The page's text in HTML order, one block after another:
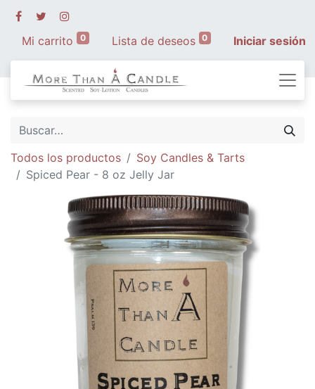
Mi carrito 0 Lista de deseos 0 Iniciar sesión
Todos los productos
Soy Candles & Tarts
Spiced Pear - 8 oz Jelly Jar